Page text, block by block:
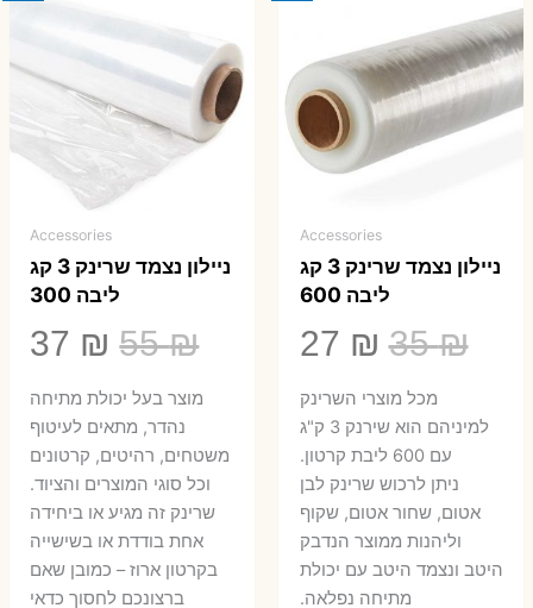
Accessories
ניילון נצמד שרינק 3 קג
ליבה 600
35₪
המחיר
המקורי
היה:
35 ₪.
27 ₪
הנוכחי
הוא:
מכל מוצרי השרינק
למיניהם הוא שירנק 3 ק"ג
עם 600 ליבת קרטון.
ניתן לרכוש שרינק לבן
אטום, שחור אטום, שקוף
וליהנות ממוצר הנדבק
היטב ונצמד היטב עם יכולת
מתיחה נפלאה.
Accessories
ניילון נצמד שרינק 3 קג
ליבה 300
55₪
המחיר
המקורי
היה:
55 ₪.
37 ₪
₪.
מוצר בעל יכולת מתיחה
נהדר, מתאים לעיטוף
משטחים, רהיטים, קרטונים
וכל סוגי המוצרים והציוד.
שרינק זה מגיע או ביחידה
אחת בודדת או בשישייה
בקרטון ארוז – כמובן שאם
ברצונכם לחסוך כדאי